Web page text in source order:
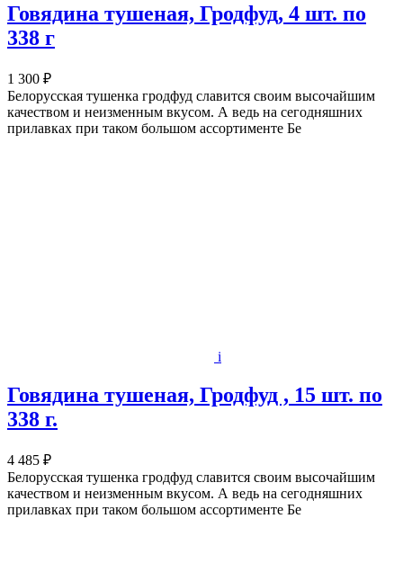
Говядина тушеная, Гродфуд, 4 шт. по
338 г
1 300 ₽
Белорусская тушенка гродфуд славится своим высочайшим
качеством и неизменным вкусом. А ведь на сегодняшних
прилавках при таком большом ассортименте Бе
i
Говядина тушеная, Гродфуд , 15 шт. по
338 г.
4 485 ₽
Белорусская тушенка гродфуд славится своим высочайшим
качеством и неизменным вкусом. А ведь на сегодняшних
прилавках при таком большом ассортименте Бе